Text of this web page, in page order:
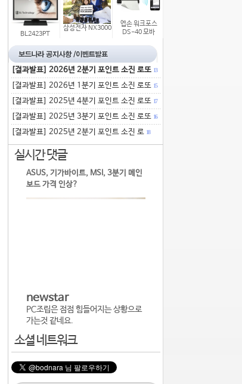
BL2423PT
삼성전자 NX3000
엡손 워크포스
DS-40 모바
[결과발표] 2026년 2분기 포인트 소진 로또 13
[결과발표] 2026년 1분기 포인트 소진 로또 15
[결과발표] 2025년 4분기 포인트 소진 로또 17
[결과발표] 2025년 3분기 포인트 소진 로또 16
[결과발표] 2025년 2분기 포인트 소진 로 18
실시간 댓글
ASUS, 기가바이트, MSI, 3분기 메인
보드 가격 인상?
newstar
PC조립은 점점 힘들어지는 상황으로
가는것 같네요.
소셜 네트워크